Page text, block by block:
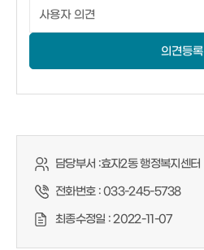
의견등록
담당부서 :효자2동 행정복지센터
전화번호 :033-245-5738
최종수정일 :2022-11-07